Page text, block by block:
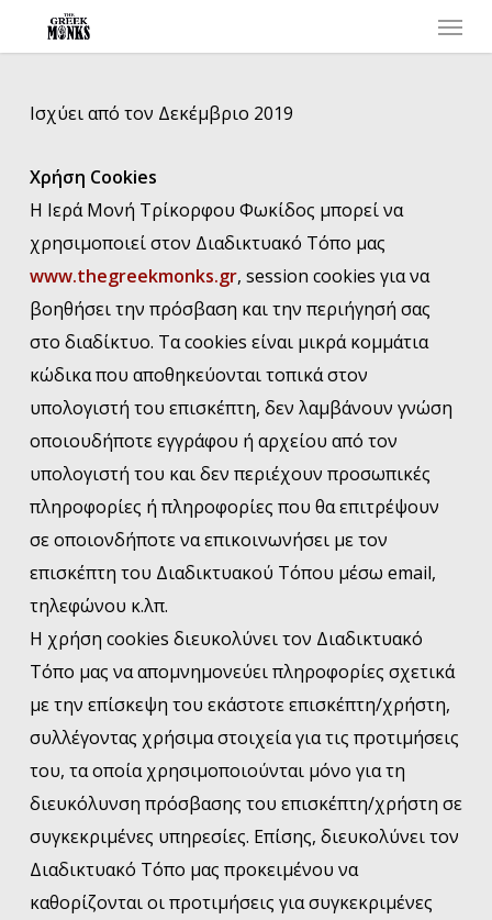
to
content
Menu
Ισχύει από τον Δεκέμβριο 2019
Χρήση Cookies
Η Ιερά Μονή Τρίκορφου Φωκίδος μπορεί να
χρησιμοποιεί στον Διαδικτυακό Τόπο μας
www.thegreekmonks.gr, session cookies για να
βοηθήσει την πρόσβαση και την περιήγησή σας
στο διαδίκτυο. Τα cookies είναι μικρά κομμάτια
κώδικα που αποθηκεύονται τοπικά στον
υπολογιστή του επισκέπτη, δεν λαμβάνουν γνώση
οποιουδήποτε εγγράφου ή αρχείου από τον
υπολογιστή του και δεν περιέχουν προσωπικές
πληροφορίες ή πληροφορίες που θα επιτρέψουν
σε οποιονδήποτε να επικοινωνήσει με τον
επισκέπτη του Διαδικτυακού Τόπου μέσω email,
τηλεφώνου κ.λπ.
Η χρήση cookies διευκολύνει τον Διαδικτυακό
Τόπο μας να απομνημονεύει πληροφορίες σχετικά
με την επίσκεψη του εκάστοτε επισκέπτη/χρήστη,
συλλέγοντας χρήσιμα στοιχεία για τις προτιμήσεις
του, τα οποία χρησιμοποιούνται μόνο για τη
διευκόλυνση πρόσβασης του επισκέπτη/χρήστη σε
συγκεκριμένες υπηρεσίες. Επίσης, διευκολύνει τον
Διαδικτυακό Τόπο μας προκειμένου να
καθορίζονται οι προτιμήσεις για συγκεκριμένες